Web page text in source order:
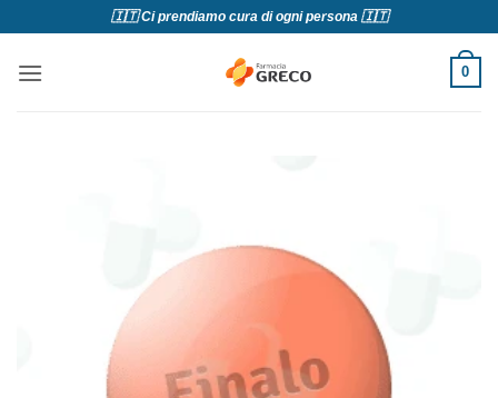
contenuti
🇮🇹 Ci prendiamo cura di ogni persona 🇮🇹
0